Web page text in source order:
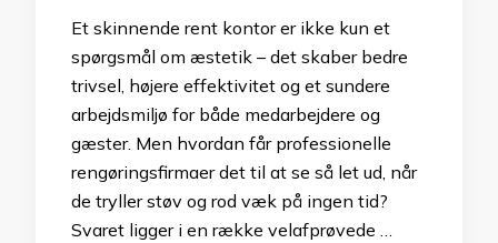
Et skinnende rent kontor er ikke kun et
spørgsmål om æstetik – det skaber bedre
trivsel, højere effektivitet og et sundere
arbejdsmiljø for både medarbejdere og
gæster. Men hvordan får professionelle
rengøringsfirmaer det til at se så let ud, når
de tryller støv og rod væk på ingen tid?
Svaret ligger i en række velafprøvede …